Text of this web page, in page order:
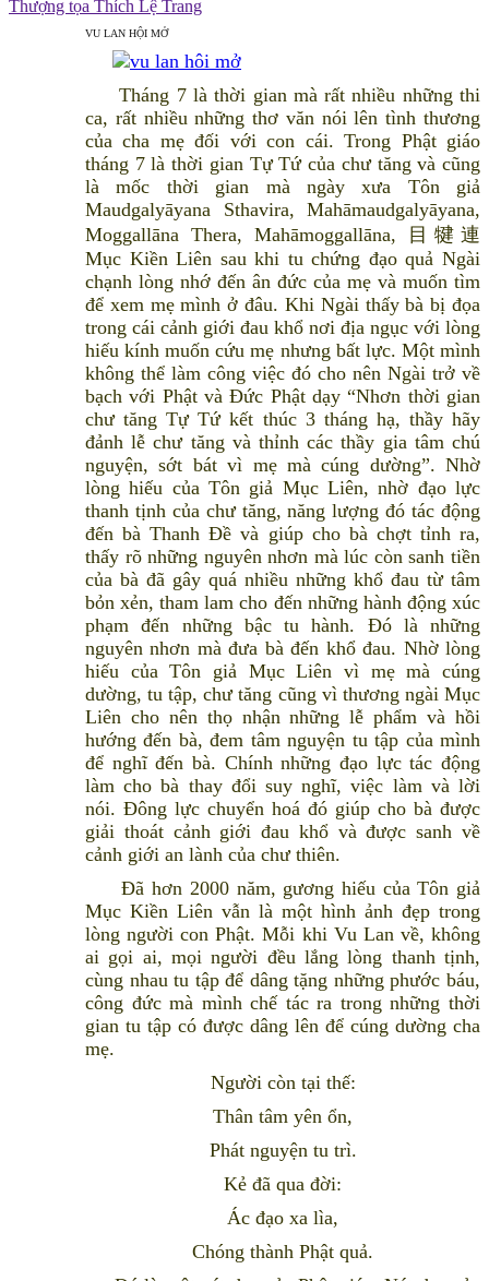
Thượng tọa Thích Lệ Trang
VU LAN HỘI MỞ
Tháng 7 là thời gian mà rất nhiều những thi
ca, rất nhiều những thơ văn nói lên tình thương
của cha mẹ đối với con cái. Trong Phật giáo
tháng 7 là thời gian Tự Tứ của chư tăng và cũng
là mốc thời gian mà ngày xưa Tôn giả
Maudgalyāyana Sthavira, Mahāmaudgalyāyana,
Moggallāna Thera, Mahāmoggallāna, 目犍連
Mục Kiền Liên sau khi tu chứng đạo quả Ngài
chạnh lòng nhớ đến ân đức của mẹ và muốn tìm
để xem mẹ mình ở đâu. Khi Ngài thấy bà bị đọa
trong cái cảnh giới đau khổ nơi địa ngục với lòng
hiếu kính muốn cứu mẹ nhưng bất lực. Một mình
không thể làm công việc đó cho nên Ngài trở về
bạch với Phật và Đức Phật dạy “Nhơn thời gian
chư tăng Tự Tứ kết thúc 3 tháng hạ, thầy hãy
đảnh lễ chư tăng và thỉnh các thầy gia tâm chú
nguyện, sớt bát vì mẹ mà cúng dường”. Nhờ
lòng hiếu của Tôn giả Mục Liên, nhờ đạo lực
thanh tịnh của chư tăng, năng lượng đó tác động
đến bà Thanh Đề và giúp cho bà chợt tỉnh ra,
thấy rõ những nguyên nhơn mà lúc còn sanh tiền
của bà đã gây quá nhiều những khổ đau từ tâm
bỏn xẻn, tham lam cho đến những hành động xúc
phạm đến những bậc tu hành. Đó là những
nguyên nhơn mà đưa bà đến khổ đau. Nhờ lòng
hiếu của Tôn giả Mục Liên vì mẹ mà cúng
dường, tu tập, chư tăng cũng vì thương ngài Mục
Liên cho nên thọ nhận những lễ phẩm và hồi
hướng đến bà, đem tâm nguyện tu tập của mình
để nghĩ đến bà. Chính những đạo lực tác động
làm cho bà thay đổi suy nghĩ, việc làm và lời
nói. Đông lực chuyển hoá đó giúp cho bà được
giải thoát cảnh giới đau khổ và được sanh về
cảnh giới an lành của chư thiên.
Đã hơn 2000 năm, gương hiếu của Tôn giả
Mục Kiền Liên vẫn là một hình ảnh đẹp trong
lòng người con Phật. Mỗi khi Vu Lan về, không
ai gọi ai, mọi người đều lắng lòng thanh tịnh,
cùng nhau tu tập để dâng tặng những phước báu,
công đức mà mình chế tác ra trong những thời
gian tu tập có được dâng lên để cúng dường cha
mẹ.
Người còn tại thế:
Thân tâm yên ổn,
Phát nguyện tu trì.
Kẻ đã qua đời:
Ác đạo xa lìa,
Chóng thành Phật quả.